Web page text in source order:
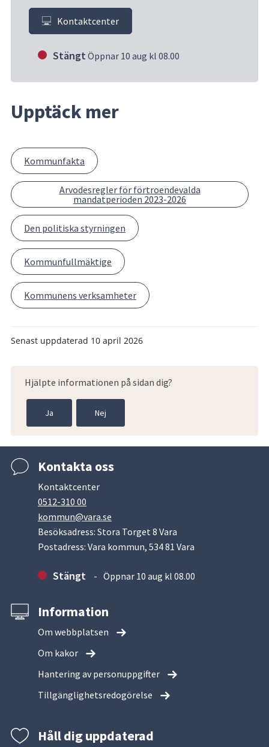
Kontaktcenter
Stängt Öppnar 10 aug kl 08.00
Upptäck mer
Kommunfakta
Arvodesregler för förtroendevalda
mandatperioden 2023-2026
Den politiska styrningen
Kommunfullmäktige
Kommunens verksamheter
Senast uppdaterad 10 april 2026
Hjälpte informationen på sidan dig?
Ja Nej
Kontakta oss
Kontaktcenter
0512-310 00
kommun@vara.se
Besöksadress: Stora Torget 8 Vara
Postadress: Vara kommun, 534 81 Vara
Stängt Öppnar 10 aug kl 08.00
Information
Om webbplatsen
Om kakor
Hantering av personuppgifter
Tillgänglighetsredogörelse
Håll dig uppdaterad